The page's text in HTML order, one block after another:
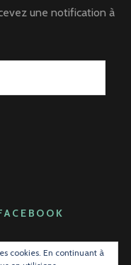
une notification à
cookies. En continuant à